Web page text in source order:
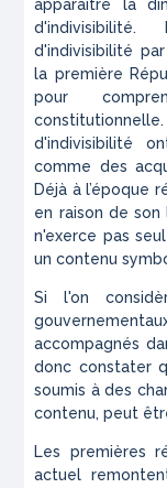
apparaître la
d'indivisibilité
la première
pour
constitutionnelle.
d'indivisibilité
comme des
Déjà à l’époque
en raison de
n'exerce pas
un contenu
Si l'on
accompagnés
donc constater
soumis à des
contenu, peut
Les premières
actuel